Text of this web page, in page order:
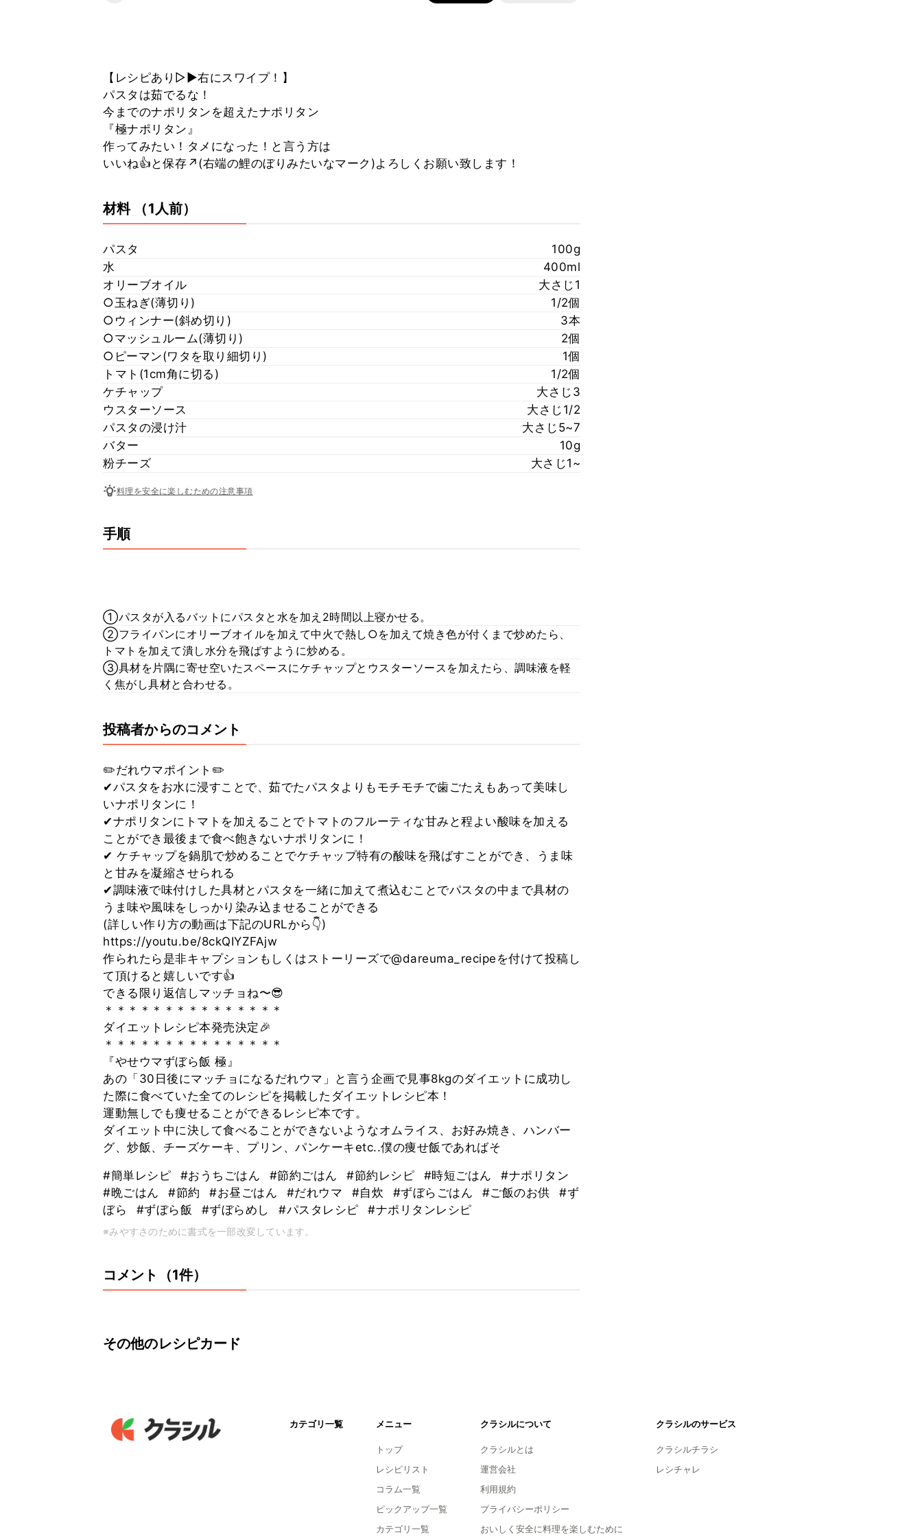
【レシピあり▷▶︎右にスワイプ！】
パスタは茹でるな！
今までのナポリタンを超えたナポリタン
『極ナポリタン』
作ってみたい！タメになった！と言う方は
いいね👍と保存↗️(右端の鯉のぼりみたいなマーク)よろしくお願い致します！
材料 （1人前）
パスタ
100g
水
400ml
オリーブオイル
大さじ1
○玉ねぎ(薄切り)
1/2個
○ウィンナー(斜め切り)
3本
○マッシュルーム(薄切り)
2個
○ピーマン(ワタを取り細切り)
1個
トマト(1cm角に切る)
1/2個
ケチャップ
大さじ3
ウスターソース
大さじ1/2
パスタの浸け汁
大さじ5~7
バター
10g
粉チーズ
大さじ1~
料理を安全に楽しむための注意事項
手順
①パスタが入るバットにパスタと水を加え2時間以上寝かせる。
②フライパンにオリーブオイルを加えて中火で熱し○を加えて焼き色が付くまで炒めたら、
トマトを加えて潰し水分を飛ばすように炒める。
③具材を片隅に寄せ空いたスペースにケチャップとウスターソースを加えたら、調味液を軽
く焦がし具材と合わせる。
投稿者からのコメント
✏️だれウマポイント✏️
✔︎パスタをお水に浸すことで、茹でたパスタよりもモチモチで歯ごたえもあって美味し
いナポリタンに！
✔︎ナポリタンにトマトを加えることでトマトのフルーティな甘みと程よい酸味を加える
ことができ最後まで食べ飽きないナポリタンに！
✔︎ ケチャップを鍋肌で炒めることでケチャップ特有の酸味を飛ばすことができ、うま味
と甘みを凝縮させられる
✔︎調味液で味付けした具材とパスタを一緒に加えて煮込むことでパスタの中まで具材の
うま味や風味をしっかり染み込ませることができる
(詳しい作り方の動画は下記のURLから👇)
https://youtu.be/8ckQIYZFAjw
作られたら是非キャプションもしくはストーリーズで@dareuma_recipeを付けて投稿し
て頂けると嬉しいです👍
できる限り返信しマッチョね〜😎
＊＊＊＊＊＊＊＊＊＊＊＊＊＊＊
ダイエットレシピ本発売決定🎉
＊＊＊＊＊＊＊＊＊＊＊＊＊＊＊
『やせウマずぼら飯 極』
あの「30日後にマッチョになるだれウマ」と言う企画で見事8kgのダイエットに成功し
た際に食べていた全てのレシピを掲載したダイエットレシピ本！
運動無しでも痩せることができるレシピ本です。
ダイエット中に決して食べることができないようなオムライス、お好み焼き、ハンバー
グ、炒飯、チーズケーキ、プリン、パンケーキetc..僕の痩せ飯であればそ
#簡単レシピ #おうちごはん #節約ごはん #節約レシピ #時短ごはん
#ナポリタン
#晩ごはん
#節約 #お昼ごはん #だれウマ #自炊 #ずぼらごはん #ご飯のお供
#ず
ぼら
#ずぼら飯 #ずぼらめし #パスタレシピ #ナポリタンレシピ
※みやすさのために書式を一部改変しています。
コメント（1件）
その他のレシピカード
カテゴリ一覧 メニュー
トップ
レシピリスト
コラム一覧
ピックアップ一覧
カテゴリ一覧
クラシルについて
クラシルとは
運営会社
利用規約
プライバシーポリシー
おいしく安全に料理を楽しむために
クラシルのサービス
クラシルチラシ
レシチャレ